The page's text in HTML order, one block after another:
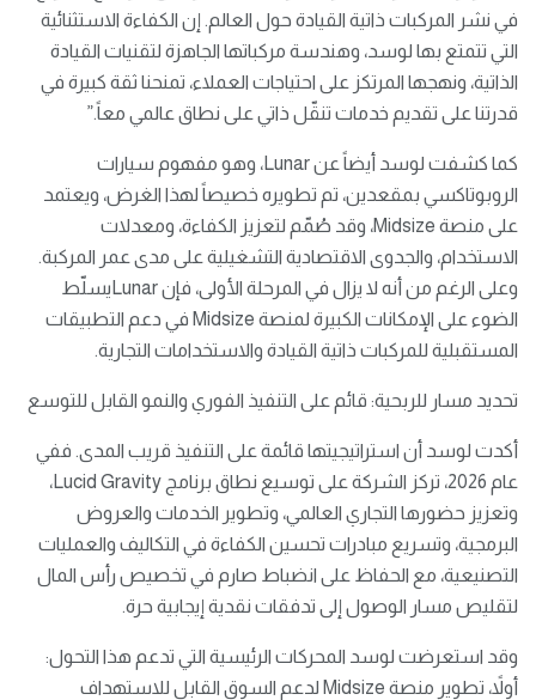
في نشر المركبات ذاتية القيادة حول العالم. إن الكفاءة الاستثنائية
التي تتمتع بها لوسد، وهندسة مركباتها الجاهزة لتقنيات القيادة
الذاتية، ونهجها المرتكز على احتياجات العملاء، تمنحنا ثقة كبيرة في
قدرتنا على تقديم خدمات تنقّل ذاتي على نطاق عالمي معاً.”
كما كشفت لوسد أيضاً عن Lunar، وهو مفهوم سيارات
الروبوتاكسي بمقعدين، تم تطويره خصيصاً لهذا الغرض، ويعتمد
على منصة Midsize، وقد صُمّم لتعزيز الكفاءة، ومعدلات
الاستخدام، والجدوى الاقتصادية التشغيلية على مدى عمر المركبة.
وعلى الرغم من أنه لا يزال في المرحلة الأولى، فإن Lunarيسلّط
الضوء على الإمكانات الكبيرة لمنصة Midsize في دعم التطبيقات
المستقبلية للمركبات ذاتية القيادة والاستخدامات التجارية.
تحديد مسار للربحية: قائم على التنفيذ الفوري والنمو القابل للتوسع
أكدت لوسد أن استراتيجيتها قائمة على التنفيذ قريب المدى. ففي
عام 2026، تركز الشركة على توسيع نطاق برنامج Lucid Gravity،
وتعزيز حضورها التجاري العالمي، وتطوير الخدمات والعروض
البرمجية، وتسريع مبادرات تحسين الكفاءة في التكاليف والعمليات
التصنيعية، مع الحفاظ على انضباط صارم في تخصيص رأس المال
لتقليص مسار الوصول إلى تدفقات نقدية إيجابية حرة.
وقد استعرضت لوسد المحركات الرئيسية التي تدعم هذا التحول:
أولاً، تطوير منصة Midsize لدعم السوق القابل للاستهداف